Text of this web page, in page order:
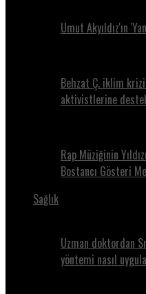
Umut Akyıldız'ın
Behzat Ç. iklim
aktivistlerine
Rap Müziğinin
Bostancı Gösteri
Sağlık
Uzman doktordan
yöntemi nasıl